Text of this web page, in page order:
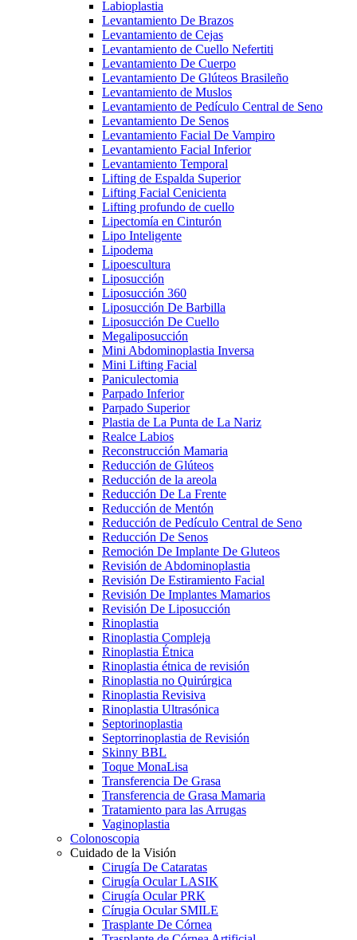
Labioplastia
Levantamiento De Brazos
Levantamiento de Cejas
Levantamiento de Cuello Nefertiti
Levantamiento De Cuerpo
Levantamiento De Glúteos Brasileño
Levantamiento de Muslos
Levantamiento de Pedículo Central de Seno
Levantamiento De Senos
Levantamiento Facial De Vampiro
Levantamiento Facial Inferior
Levantamiento Temporal
Lifting de Espalda Superior
Lifting Facial Cenicienta
Lifting profundo de cuello
Lipectomía en Cinturón
Lipo Inteligente
Lipodema
Lipoescultura
Liposucción
Liposucción 360
Liposucción De Barbilla
Liposucción De Cuello
Megaliposucción
Mini Abdominoplastia Inversa
Mini Lifting Facial
Paniculectomia
Parpado Inferior
Parpado Superior
Plastia de La Punta de La Nariz
Realce Labios
Reconstrucción Mamaria
Reducción de Glúteos
Reducción de la areola
Reducción De La Frente
Reducción de Mentón
Reducción de Pedículo Central de Seno
Reducción De Senos
Remoción De Implante De Gluteos
Revisión de Abdominoplastia
Revisión De Estiramiento Facial
Revisión De Implantes Mamarios
Revisión De Liposucción
Rinoplastia
Rinoplastia Compleja
Rinoplastia Étnica
Rinoplastia étnica de revisión
Rinoplastia no Quirúrgica
Rinoplastia Revisiva
Rinoplastia Ultrasónica
Septorinoplastia
Septorrinoplastia de Revisión
Skinny BBL
Toque MonaLisa
Transferencia De Grasa
Transferencia de Grasa Mamaria
Tratamiento para las Arrugas
Vaginoplastia
Colonoscopia
Cuidado de la Visión
Cirugía De Cataratas
Cirugía Ocular LASIK
Cirugía Ocular PRK
Círugia Ocular SMILE
Trasplante De Córnea